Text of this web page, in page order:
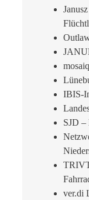
IBIS-
SJD –
ver.di